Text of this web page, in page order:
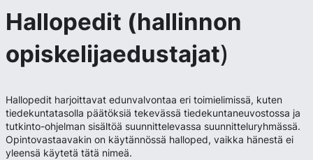
Hallopedit (hallinnon
opiskelijaedustajat)
Hallopedit harjoittavat edunvalvontaa eri toimielimissä, kuten
tiedekuntatasolla päätöksiä tekevässä tiedekuntaneuvostossa ja
tutkinto-ohjelman sisältöä suunnittelevassa suunnitteluryhmässä.
Opintovastaavakin on käytännössä halloped, vaikka hänestä ei
yleensä käytetä tätä nimeä.